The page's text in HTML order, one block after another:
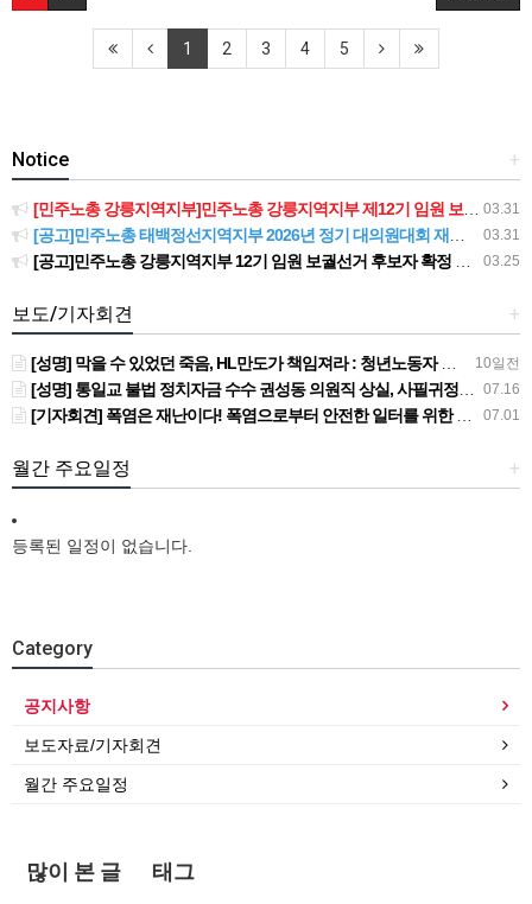
1 2 3 4 5
+
Notice
03.31
[민주노총 강릉지역지부]민주노총 강릉지역지부 제12기 임원 보궐선거결과 공고
03.31
[공고]민주노총 태백정선지역지부 2026년 정기 대의원대회 재소집 건
03.25
[공고]민주노총 강릉지역지부 12기 임원 보궐선거 후보자 확정 공고
+
보도/기자회견
10일전
[성명] 막을 수 있었던 죽음, HL만도가 책임져라 : 청년노동자 사망사고의 철저한 진상규명과 재발방지 대책 마련하라
07.16
[성명] 통일교 불법 정치자금 수수 권성동 의원직 상실, 사필귀정이다
07.01
[기자회견] 폭염은 재난이다! 폭염으로부터 안전한 일터를 위한 민주노총 강원지역본부 폭염감시단 선포 기자회견
+
월간 주요일정
등록된 일정이 없습니다.
Category
공지사항
보도자료/기자회견
월간 주요일정
많이 본 글 태그